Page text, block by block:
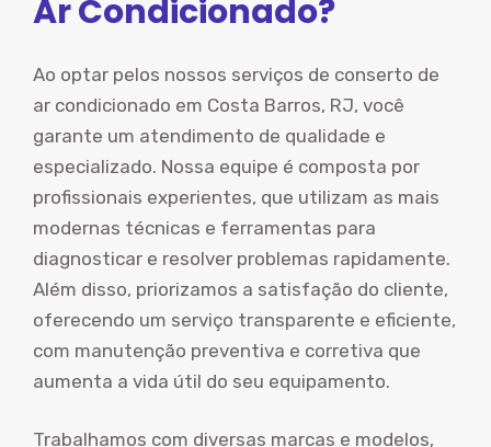
Ar Condicionado?
Ao optar pelos nossos serviços de conserto de
ar condicionado em Costa Barros, RJ, você
garante um atendimento de qualidade e
especializado. Nossa equipe é composta por
profissionais experientes, que utilizam as mais
modernas técnicas e ferramentas para
diagnosticar e resolver problemas rapidamente.
Além disso, priorizamos a satisfação do cliente,
oferecendo um serviço transparente e eficiente,
com manutenção preventiva e corretiva que
aumenta a vida útil do seu equipamento.
Trabalhamos com diversas marcas e modelos,